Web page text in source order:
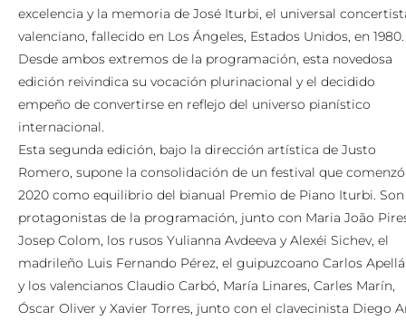
excelencia y la memoria de José Iturbi, el universal
valenciano, fallecido en Los Ángeles, Estados Unidos, en 1980.
Desde ambos extremos de la programación, esta novedosa
edición reivindica su vocación plurinacional y el decidido
empeño de convertirse en reflejo del universo pianístico
internacional.
Esta segunda edición, bajo la dirección artística de Justo
Romero, supone la consolidación de un festival que
2020 como equilibrio del bianual Premio de Piano Iturbi. Son
protagonistas de la programación, junto con Maria João
Josep Colom, los rusos Yulianna Avdeeva y Alexéi Sichev, el
madrileño Luis Fernando Pérez, el guipuzcoano Carlos
y los valencianos Claudio Carbó, María Linares, Carles Marín,
Óscar Oliver y Xavier Torres, junto con el clavecinista Diego